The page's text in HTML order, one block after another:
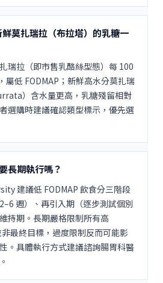
莫扎瑞拉（布拉塔）的乳糖一
瑞拉（即市售乳酪絲型態）每 100
屬低 FODMAP；新鮮高水分莫扎瑞
）含水量更高，乳糖殘留相對
選購時建議確認類型標示，優先選
長期執行嗎？
建議低 FODMAP 飲食分三階段
週）、再引入期（逐步測試個別
持期。長期嚴格限制所有高
非最終目標，過度限制反而可能影
。具體執行方式建議諮詢腸胃科醫